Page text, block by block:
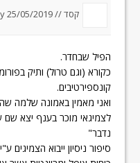
קסד //25/05/2019 um 7:27
הפיל שבחדר.
כקורא (וגם טרול) ותיק
קונספירטיבים.
ואני מאמין באמונה שלמה
לצמיגאי מוכר בענף יצא שם
נדבר"
סיפור ניסיון ייבוא